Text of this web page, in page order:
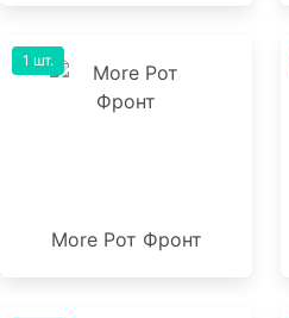
More Рот Фронт
1 шт.